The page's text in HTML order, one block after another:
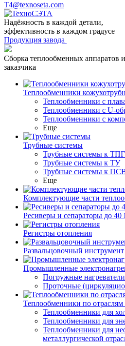
T4@texnoseta.com
Надёжность в каждой детали,
эффективность в каждом градусе
Продукция завода
Сборка теплообменных аппаратов
заказчика
Теплообменники
Теплообменники с
Теплообменники с U-
Теплообменники с
Еще
Трубные системы
Трубные системы к ТПГ
Трубные системы к ТУ
Трубные системы к
Еще
Комплектующие части
Ресиверы и сепараторы до
Регистры отопления
Развальцовочный инструмент
Промышленные
Погружные нагреватели
Проточные
Теплообменники по
Теплообменники для
Теплообменники для
Теплообменники для
металлургической